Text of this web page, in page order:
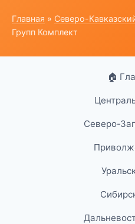
Главная » Северо-
Групп Комплект
🏠
Северо-